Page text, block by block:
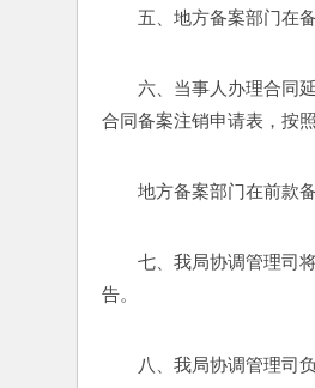
五、地方备案部门在
六、当事人办理合同
合同备案注销申请表，按
地方备案部门在前款
七、我局协调管理司
告。
八、我局协调管理司